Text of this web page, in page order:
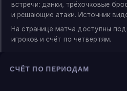
встречи: данки, трёхочковые
и решающие атаки. Источник
На странице матча доступны
игроков и счёт по четвертям.
СЧЁТ ПО ПЕРИОДАМ